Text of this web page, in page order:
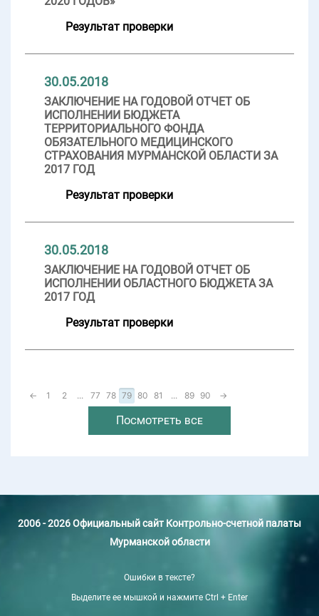
Результат проверки
30.05.2018
ЗАКЛЮЧЕНИЕ НА ГОДОВОЙ ОТЧЕТ ОБ
ИСПОЛНЕНИИ БЮДЖЕТА
ТЕРРИТОРИАЛЬНОГО ФОНДА
ОБЯЗАТЕЛЬНОГО МЕДИЦИНСКОГО
СТРАХОВАНИЯ МУРМАНСКОЙ ОБЛАСТИ ЗА
2017 ГОД
Результат проверки
30.05.2018
ЗАКЛЮЧЕНИЕ НА ГОДОВОЙ ОТЧЕТ ОБ
ИСПОЛНЕНИИ ОБЛАСТНОГО БЮДЖЕТА ЗА
2017 ГОД
Результат проверки
← 1 2 ... 77 78 79 80 81 ... 89 90 →
Посмотреть все
2006 - 2026 Официальный сайт Контрольно-счетной палаты
Мурманской области
Ошибки в тексте?
Выделите ее мышкой и нажмите Ctrl + Enter